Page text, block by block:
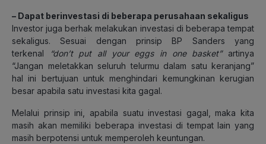
– Dapat berinvestasi di beberapa perusahaan sekaligus
Investor juga berhak melakukan investasi di beberapa tempat
sekaligus. Sesuai dengan prinsip BP Sanders yang
terkenal
“don’t put all your eggs in one basket”artinya
“Jangan meletakkan seluruh telurmu dalam satu keranjang”
hal ini bertujuan untuk menghindari kemungkinan kerugian
besar apabila satu investasi kita gagal.
Melalui prinsip ini, apabila suatu investasi gagal, maka kita
masih akan memiliki beberapa investasi di tempat lain yang
masih berpotensi untuk memperoleh keuntungan.